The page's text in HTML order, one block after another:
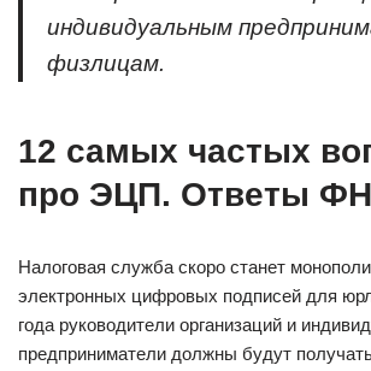
индивидуальным
физлицам.
12 самых частых
про ЭЦП. Ответы
Налоговая служба скоро станет
электронных цифровых подписей для
года руководители организаций и
предприниматели должны будут